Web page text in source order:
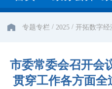
专题专栏 / 2025 / 开拓数字经
市委常委会召开会
贯穿工作各方面全